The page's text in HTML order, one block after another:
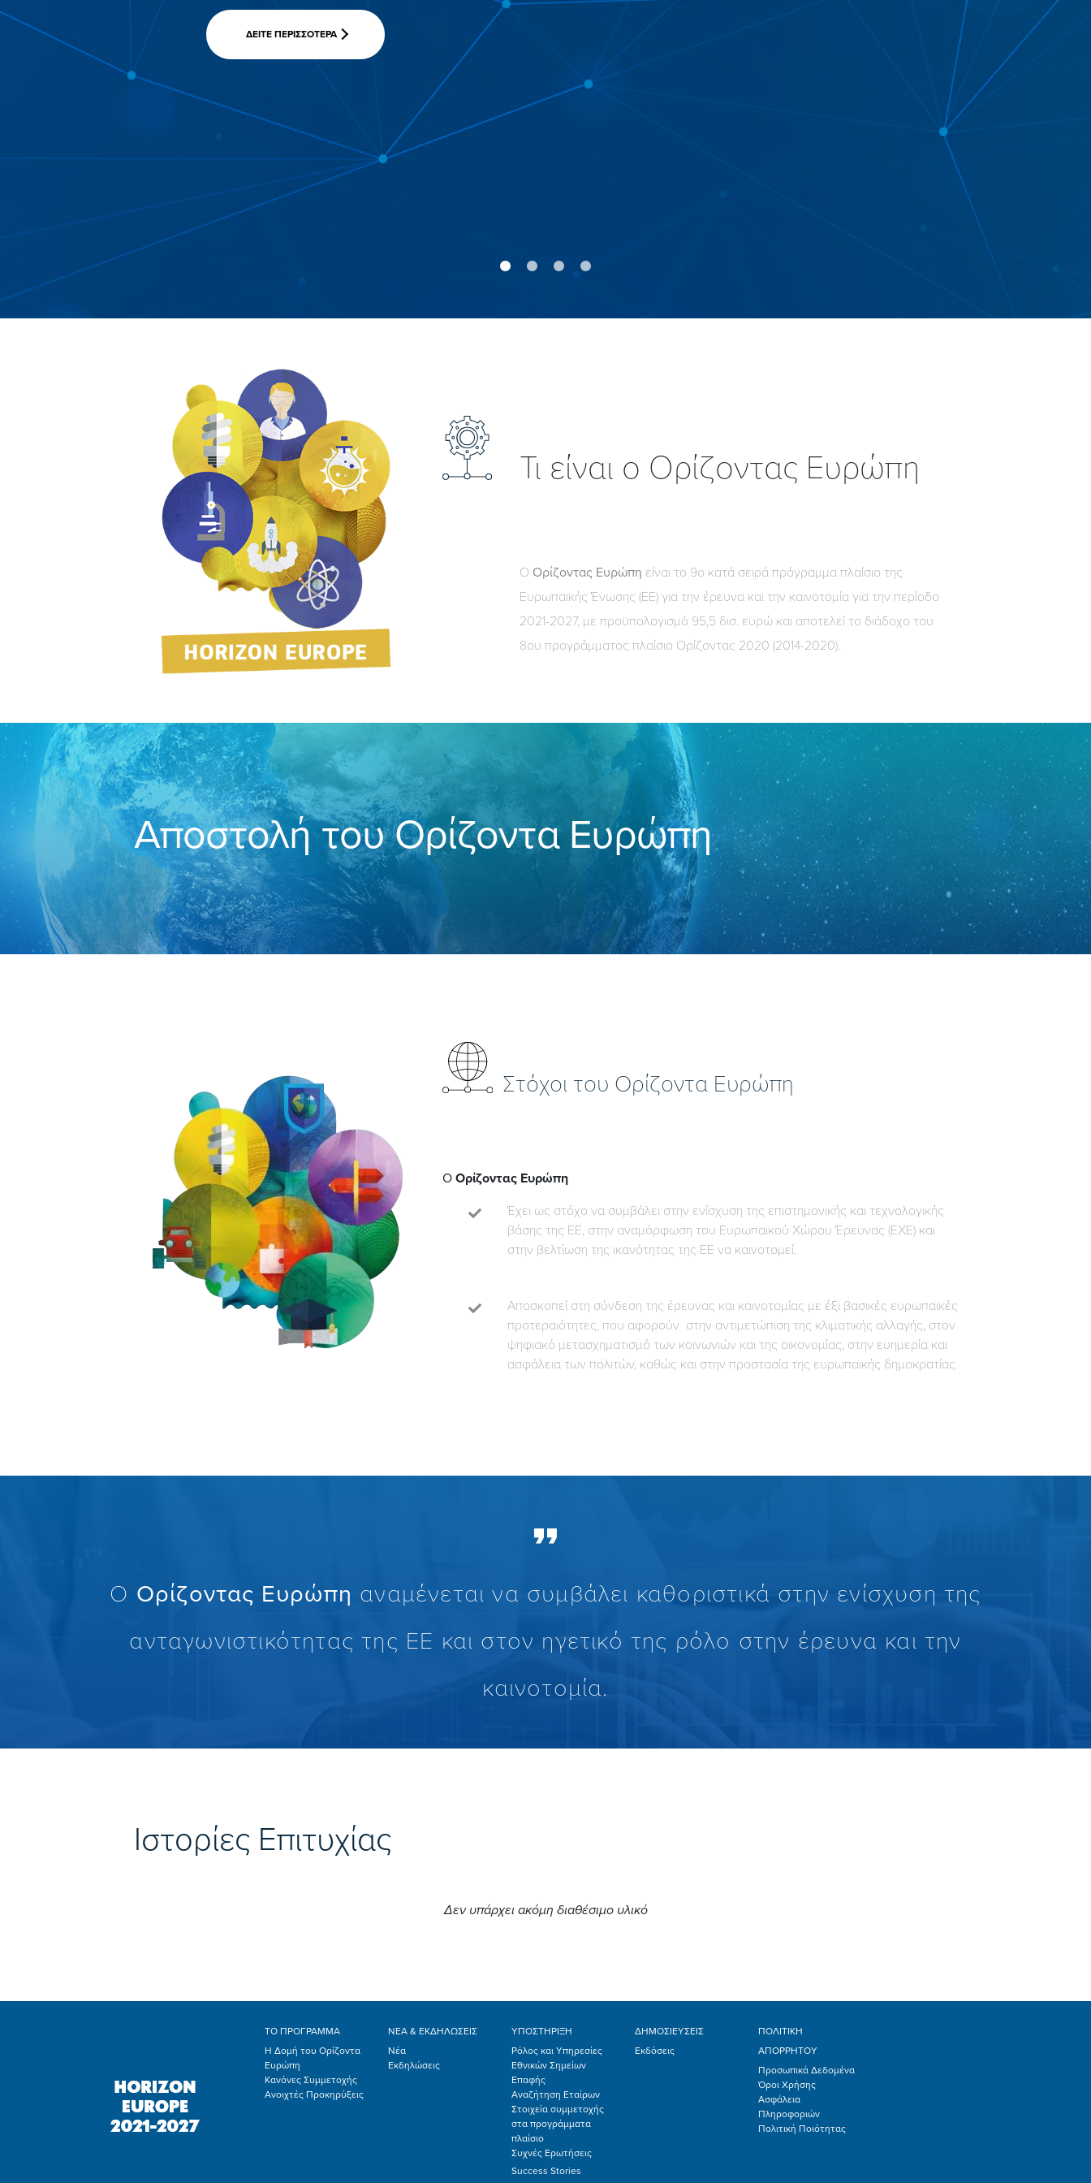
ΔΕΙΤΕ ΠΕΡΙΣΣΟΤΕΡΑ
Τι είναι ο Ορίζοντας Ευρώπη
Ο Ορίζοντας Ευρώπη είναι το 9ο κατά σειρά πρόγραμμα πλαίσιο της
Ευρωπαϊκής Ένωσης (ΕΕ) για την έρευνα και την καινοτομία για την περίοδο
2021-2027, με προϋπολογισμό 95,5 δισ. ευρώ και αποτελεί το διάδοχο του
8ου προγράμματος πλαίσιο Ορίζοντας 2020 (2014-2020).
Αποστολή του Ορίζοντα Ευρώπη
Στόχοι του Ορίζοντα Ευρώπη
Ο Ορίζοντας Ευρώπη
Έχει ως στόχο να συμβάλει στην ενίσχυση της επιστημονικής και τεχνολογικής
βάσης της ΕΕ, στην αναμόρφωση του Ευρωπαϊκού Χώρου Έρευνας (ΕΧΕ) και
στην βελτίωση της ικανότητας της ΕΕ να καινοτομεί.
Αποσκοπεί στη σύνδεση της έρευνας και καινοτομίας με έξι βασικές ευρωπαϊκές
προτεραιότητες, που αφορούν στην αντιμετώπιση της κλιματικής αλλαγής, στον
ψηφιακό μετασχηματισμό των κοινωνιών και της οικονομίας, στην ευημερία και
ασφάλεια των πολιτών, καθώς και στην προστασία της ευρωπαϊκής δημοκρατίας.
Ο Ορίζοντας Ευρώπη αναμένεται να συμβάλει καθοριστικά στην ενίσχυση της
ανταγωνιστικότητας της ΕΕ και στον ηγετικό της ρόλο στην έρευνα και την
καινοτομία.
Ιστορίες Επιτυχίας
Δεν υπάρχει ακόμη διαθέσιμο υλικό
ΤΟ ΠΡΟΓΡΑΜΜΑ
Η Δομή του Ορίζοντα
Ευρώπη
Κανόνες Συμμετοχής
Ανοιχτές Προκηρύξεις
ΝΕΑ & ΕΚΔΗΛΩΣΕΙΣ
Νέα
Εκδηλώσεις
ΥΠΟΣΤΗΡΙΞΗ
Ρόλος και Υπηρεσίες
Εθνικών Σημείων
Επαφής
Αναζήτηση Εταίρων
Στοιχεία συμμετοχής
στα προγράμματα
πλαίσιο
Συχνές Ερωτήσεις
Success Stories
ΔΗΜΟΣΙΕΥΣΕΙΣ
Εκδόσεις
ΠΟΛΙΤΙΚΗ
ΑΠΟΡΡΗΤΟΥ
Προσωπικά Δεδομένα
Όροι Χρήσης
Ασφάλεια
Πληροφοριών
Πολιτική Ποιότητας